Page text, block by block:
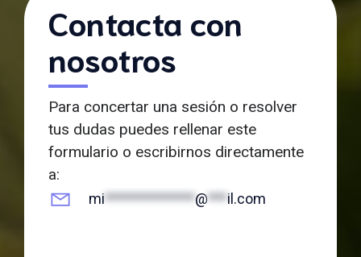
Contacta con
nosotros
Para concertar una sesión o resolver
tus dudas puedes rellenar este
formulario o escribirnos directamente
a:
mi**************@***il.com